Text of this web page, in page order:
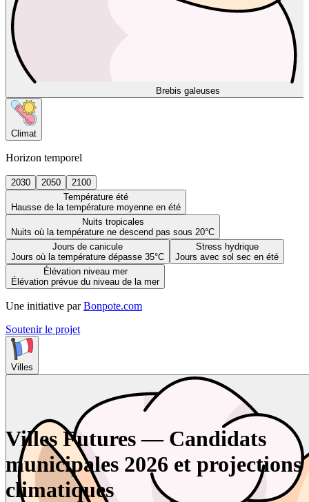
Brebis galeuses
Climat
Horizon temporel
2030 2050
2100
Température été
Hausse de la température moyenne en été
Nuits tropicales
Nuits où la température ne descend pas sous 20°C
Jours de canicule
Jours où la température dépasse 35°C
Stress hydrique
Jours avec sol sec en été
Élévation niveau mer
Élévation prévue du niveau de la mer
Une initiative par Bonpote.com
Soutenir le projet
Villes
Villes Futures — Candidats
municipales 2026 et projections
climatiques